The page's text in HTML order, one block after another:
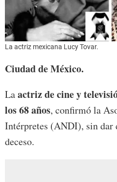
La actriz mexicana Lucy Tovar.
Ciudad de México.
Laactriz de cine y
los 68 años, confirmó la
Intérpretes (ANDI), sin dar
deceso.